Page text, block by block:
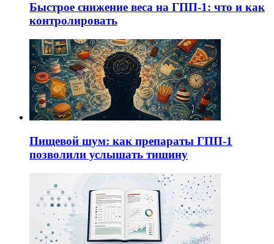
Быстрое снижение веса на ГПП-1: что и как
контролировать
Пищевой шум: как препараты ГПП-1
позволили услышать тишину